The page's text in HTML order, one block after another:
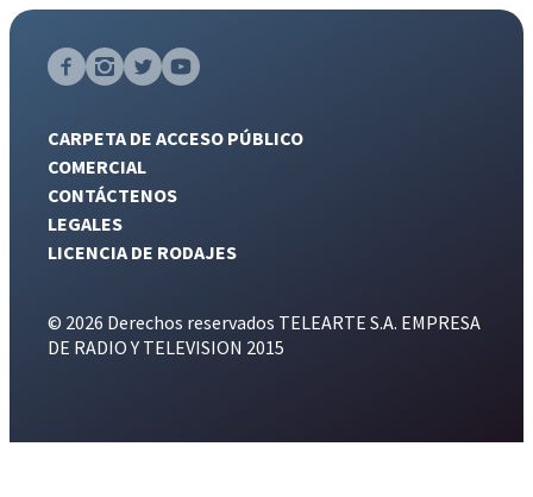
CARPETA DE ACCESO PÚBLICO
COMERCIAL
CONTÁCTENOS
LEGALES
LICENCIA DE RODAJES
© 2026 Derechos reservados TELEARTE S.A. EMPRESA
DE RADIO Y TELEVISION 2015